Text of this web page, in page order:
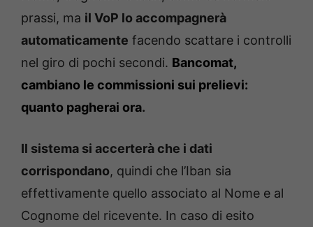
prassi, ma il VoP lo accompagnerà
automaticamente facendo scattare i controlli
nel giro di pochi secondi. Bancomat,
cambiano le commissioni sui prelievi:
quanto pagherai ora.
Il sistema si accerterà che i dati
corrispondano, quindi che l’Iban sia
effettivamente quello associato al Nome e al
Cognome del ricevente. In caso di esito